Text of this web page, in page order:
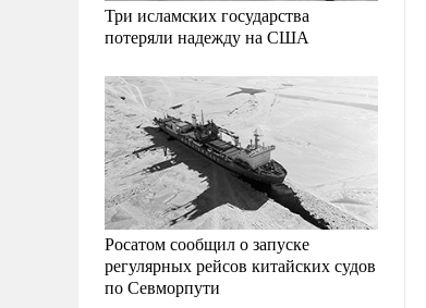
Три исламских государства
потеряли надежду на США
Росатом сообщил о запуске
регулярных рейсов китайских судов
по Севморпути